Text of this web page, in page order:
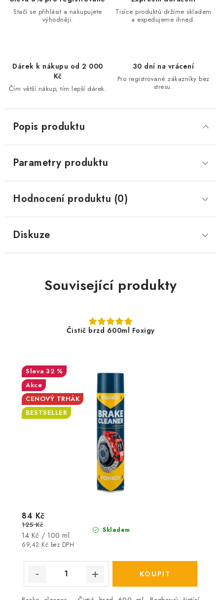
Stačí se přihlásit a nakupujete
výhodněji.
Tisíce produktů držíme skladem
a expedujeme ihned.
Dárek k nákupu od 2 000
Kč
Čím větší nákup, tím lepší dárek.
30 dní na vrácení
Pro registrované zákazníky bez
stresu.
Popis produktu
Parametry produktu
Hodnocení produktu (0)
Diskuze
Související produkty
Čistič brzd 600ml Foxigy
32 %
Akce
CENOVÝ TRHÁK
BESTSELLER
Skladem
69,42 Kč bez DPH
84 Kč
125 Kč
Měrná
cena:
14 Kč / 100 ml